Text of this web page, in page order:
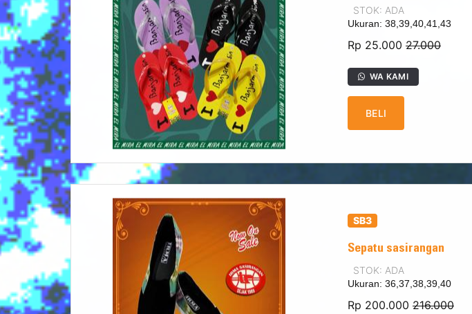
STOK: ADA
Ukuran: 38,39,40,41,43
Rp 25.000 27.000
WA KAMI
BELI
SB3
Sepatu sasirangan
STOK: ADA
Ukuran: 36,37,38,39,40
Rp 200.000 216.000